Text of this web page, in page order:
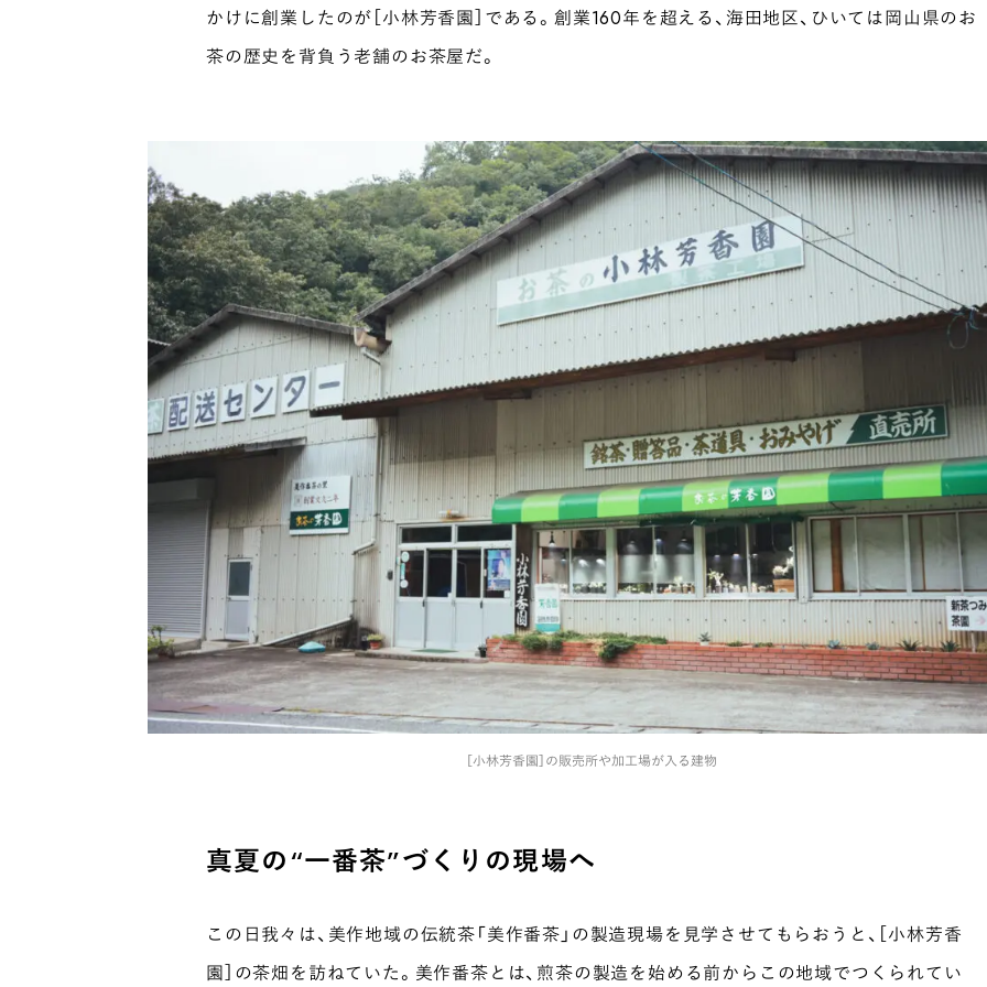
かけに創業したのが［小林芳香園］である。創業160年を超える、海田地区、ひいては岡山県のお
茶の歴史を背負う老舗のお茶屋だ。
［小林芳香園］の販売所や加工場が入る建物
真夏の“一番茶”づくりの現場へ
この日我々は、美作地域の伝統茶「美作番茶」の製造現場を見学させてもらおうと、［小林芳香
園］の茶畑を訪ねていた。美作番茶とは、煎茶の製造を始める前からこの地域でつくられてい